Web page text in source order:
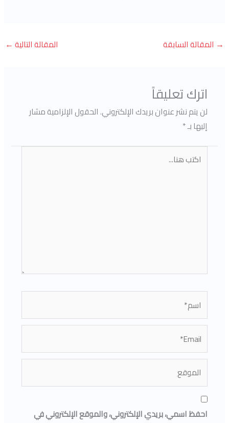
→ المقالة السابقة المقالة التالية ←
اترك تعليقاً
لن يتم نشر عنوان بريدك الإلكتروني.الحقول الإلزامية مشار
إليها بـ*
هنا...
احفظ اسمي، بريدي الإلكتروني، والموقع الإلكتروني في